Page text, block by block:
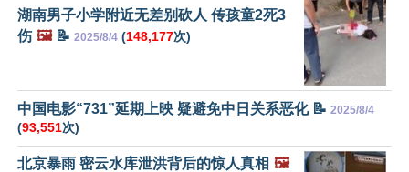
湖南男子小学附近无差别砍人 传孩童2死3
伤 🖼️📝 2025/8/4 (148,177次)
中国电影“731”延期上映 疑避免中日关系恶化 📝 2025/8/4
(93,551次)
北京暴雨 密云水库泄洪背后的惊人真相 🖼️